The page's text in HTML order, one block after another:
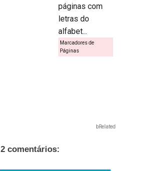
páginas com
letras do
alfabet...
Marcadores de
Páginas
bRelated
2 comentários: